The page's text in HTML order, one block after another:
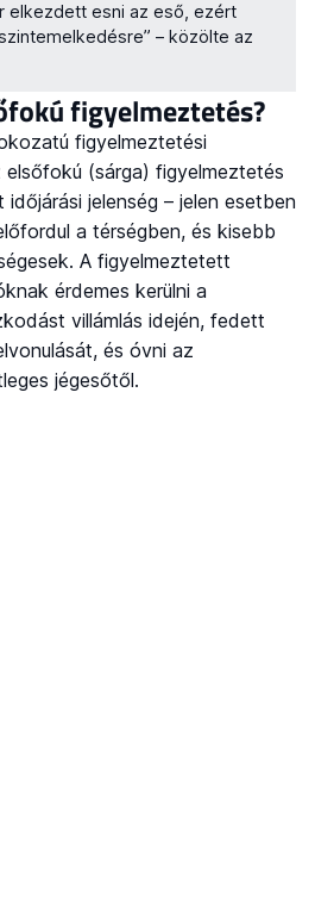
elkezdett esni az eső, ezért
– közölte az
figyelmeztetés?
figyelmeztetési
(sárga) figyelmeztetés
jelenség – jelen esetben
a térségben, és kisebb
A figyelmeztetett
érdemes kerülni a
villámlás idején, fedett
és óvni az
jégesőtől.